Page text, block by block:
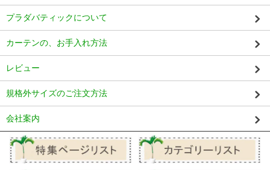
プラダバティックについて
カーテンの、お手入れ方法
レビュー
規格外サイズのご注文方法
会社案内